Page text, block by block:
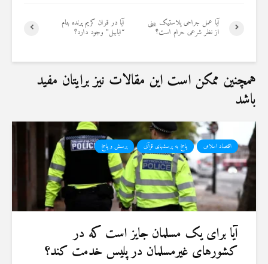
آیا در قران کریم پرنده بنام
“ابابیل” وجود دارد؟
آیا عمل جراحی پلاستیک بینی
از نظر شرعی حرام است؟
همچنین ممکن است این مقالات نیز برایتان مفید
باشد
اقتصاد اسلامی پاسخ به پرسشهای قرآنی پرسش و پاسخ
آیا برای یک مسلمان جایز است که در
کشورهای غیرمسلمان در پلیس خدمت کند؟